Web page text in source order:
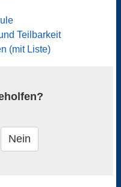
Teilbarkeit
(mit Liste)